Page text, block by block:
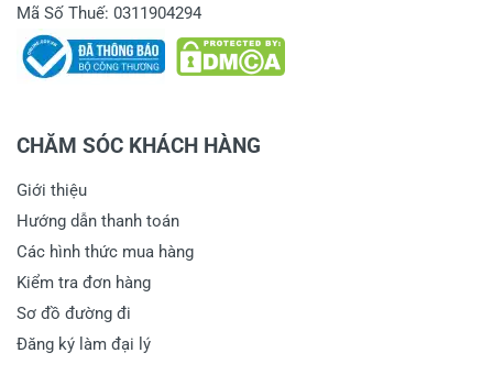
Viết nhận xét về sản phẩm
Đánh giá sao
Tiêu đề của nhận xét
Viết nhận xét của bạn vào bên dưới
Mã Số Thuế: 0311904294
CHĂM SÓC KHÁCH HÀNG
Giới thiệu
Hướng dẫn thanh toán
Các hình thức mua hàng
Kiểm tra đơn hàng
Sơ đồ đường đi
Đăng ký làm đại lý